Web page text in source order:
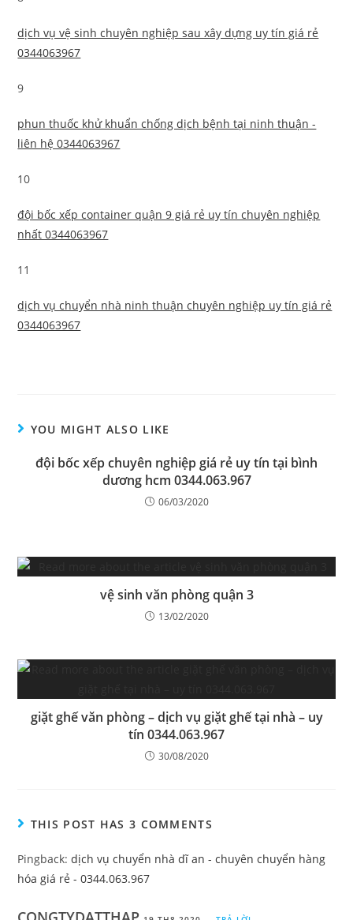
dịch vụ vệ sinh chuyên nghiệp sau xây dựng uy tín giá rẻ
0344063967
9
phun thuốc khử khuẩn chống dịch bệnh tại ninh thuận -
liên hệ 0344063967
10
đội bốc xếp container quận 9 giá rẻ uy tín chuyên nghiệp
nhất 0344063967
11
dịch vụ chuyển nhà ninh thuận chuyên nghiệp uy tín giá rẻ
0344063967
YOU MIGHT ALSO LIKE
đội bốc xếp chuyên nghiệp giá rẻ uy tín tại bình
dương hcm 0344.063.967
06/03/2020
vệ sinh văn phòng quận 3
13/02/2020
giặt ghế văn phòng – dịch vụ giặt ghế tại nhà – uy
tín 0344.063.967
30/08/2020
THIS POST HAS 3 COMMENTS
Pingback:dịch vụ chuyển nhà dĩ an - chuyên chuyển hàng
hóa giá rẻ - 0344.063.967